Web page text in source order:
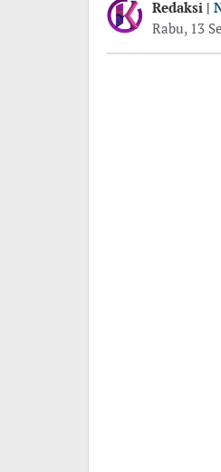
Redaksi |
Rabu, 13